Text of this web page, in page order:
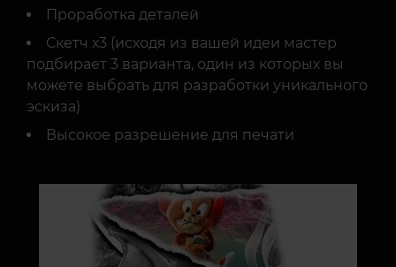
Проработка деталей
Скетч х3 (исходя из вашей идеи мастер
подбирает 3 варианта, один из которых вы
можете выбрать для разработки уникального
эскиза)
Высокое разрешение для печати